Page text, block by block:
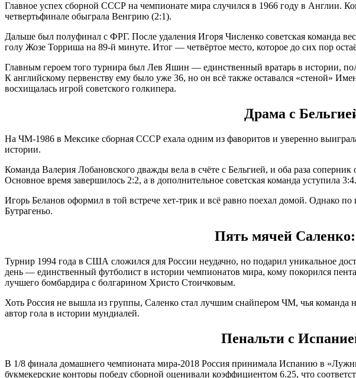
Главное успех сборной СССР на чемпионате мира случился в 1966 году в
четвертьфинале обыграла Венгрию (2:1).
Дальше был полуфинал с ФРГ. После удаления Игоря Численко советская команда
голу Жозе Торриша на 89-й минуте. Итог — четвёртое место, которое до сих пор
Главным героем того турнира был Лев Яшин — единственный вратарь в истории,
К английскому первенству ему было уже 36, но он всё также оставался «стеной»
восхищалась игрой советского голкипера.
Драма с
На ЧМ-1986 в Мексике сборная СССР ехала одним из фаворитов и уверенно
истории.
Команда Валерия Лобановского дважды вела в счёте с Бельгией, и оба раза
Основное время завершилось 2:2, а в дополнительное советская команда уступила 3:4.
Игорь Беланов оформил в той встрече хет-трик и всё равно поехал домой.
Бутрагеньо.
Пять мячей Саленко:
Турнир 1994 года в США сложился для России неудачно, но подарил уникальное
день — единственный футболист в истории чемпионатов мира, кому покорился
лучшего бомбардира с болгарином Христо Стоичковым.
Хоть Россия не вышла из группы, Саленко стал лучшим снайпером ЧМ, чья
автор гола в истории мундиалей.
Пенальти с
В 1/8 финала домашнего чемпионата мира-2018 Россия принимала Испанию в
букмекерские конторы победу сборной оценивали коэффициентом 6.25, что